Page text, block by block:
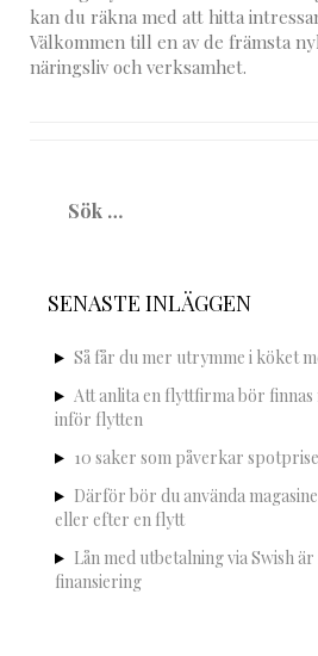
kan du räkna med att hitta
Välkommen till en av de främsta
näringsliv och verksamhet.
efter:
SENASTE INLÄGGEN
Så får du mer utrymme i köket
Att anlita en flyttfirma bör finnas
inför flytten
10 saker som påverkar
Därför bör du använda
eller efter en flytt
Lån med utbetalning via Swish
finansiering